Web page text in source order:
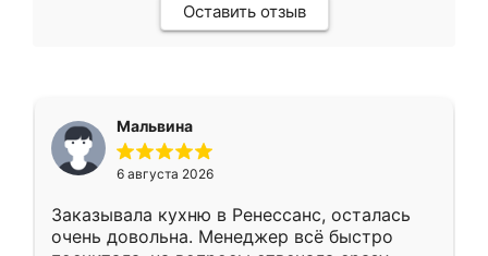
Оставить отзыв
Мальвина
6 августа 2026
Заказывала кухню в Ренессанс, осталась
очень довольна. Менеджер всё быстро